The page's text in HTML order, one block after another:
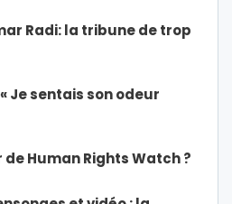
Radi: la tribune de trop
Je sentais son odeur
Human Rights Watch ?